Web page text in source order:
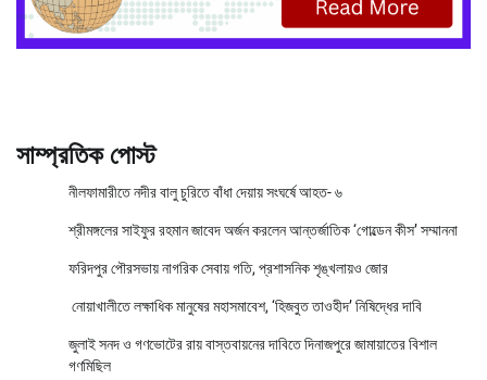
সাম্প্রতিক পোস্ট
নীলফামারীতে নদীর বালু চুরিতে বাঁধা দেয়ায় সংঘর্ষে আহত- ৬
শ্রীমঙ্গলের সাইফুর রহমান জাবেদ অর্জন করলেন আন্তর্জাতিক ‘গোল্ডেন কীস’ সম্মাননা
ফরিদপুর পৌরসভায় নাগরিক সেবায় গতি, প্রশাসনিক শৃঙ্খলায়ও জোর
নোয়াখালীতে লক্ষাধিক মানুষের মহাসমাবেশ, ‘হিজবুত তাওহীদ’ নিষিদ্ধের দাবি
জুলাই সনদ ও গণভোটের রায় বাস্তবায়নের দাবিতে দিনাজপুরে জামায়াতের বিশাল
গণমিছিল